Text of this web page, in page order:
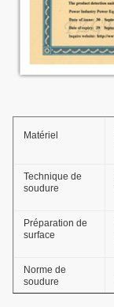
Matériel
Technique de
soudure
Préparation de
surface
Norme de
soudure